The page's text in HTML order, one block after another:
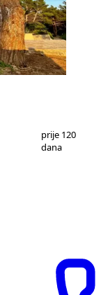
12
prije 120
dana